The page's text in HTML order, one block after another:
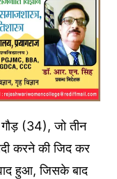
(34), जो तीन
करने की जिद कर
हुआ, जिसके बाद